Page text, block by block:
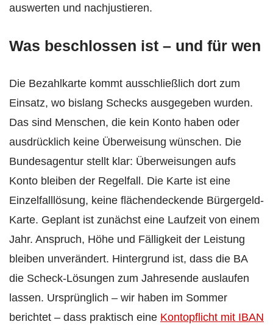
auswerten und nachjustieren.
Was beschlossen ist – und für wen
Die Bezahlkarte kommt ausschließlich dort zum
Einsatz, wo bislang Schecks ausgegeben wurden.
Das sind Menschen, die kein Konto haben oder
ausdrücklich keine Überweisung wünschen. Die
Bundesagentur stellt klar: Überweisungen aufs
Konto bleiben der Regelfall. Die Karte ist eine
Einzelfalllösung, keine flächendeckende Bürgergeld-
Karte. Geplant ist zunächst eine Laufzeit von einem
Jahr. Anspruch, Höhe und Fälligkeit der Leistung
bleiben unverändert. Hintergrund ist, dass die BA
die Scheck-Lösungen zum Jahresende auslaufen
lassen. Ursprünglich – wir haben im Sommer
berichtet – dass praktisch eine Kontopflicht mit IBAN